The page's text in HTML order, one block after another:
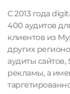
С 2013 года
400 аудитов
клиентов из
других
аудиты сайтов,
рекламы, а